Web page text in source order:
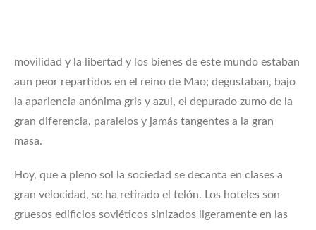
movilidad y la libertad y los bienes de este mundo estaban
aun peor repartidos en el reino de Mao; degustaban, bajo
la apariencia anónima gris y azul, el depurado zumo de la
gran diferencia, paralelos y jamás tangentes a la gran
masa.
Hoy, que a pleno sol la sociedad se decanta en clases a
gran velocidad, se ha retirado el telón. Los hoteles son
gruesos edificios soviéticos sinizados ligeramente en las